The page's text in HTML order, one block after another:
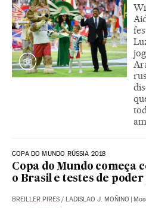
COPA DO MUNDO RÚSSIA 2018
Copa do Mundo começa
o Brasil e testes de
BREILLER PIRES / LADISLAO J. MOÑINO